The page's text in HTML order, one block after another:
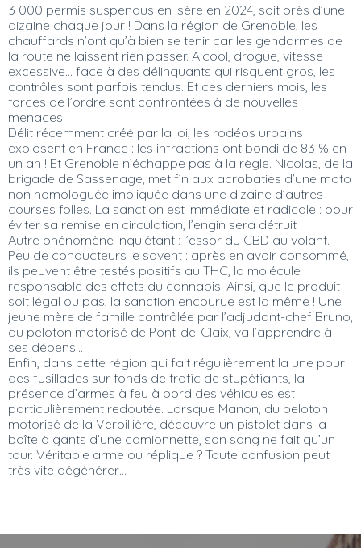
3 000 permis suspendus en Isère en 2024, soit près d’une
dizaine chaque jour ! Dans la région de Grenoble, les
chauffards n’ont qu’à bien se tenir car les gendarmes de
la route ne laissent rien passer. Alcool, drogue, vitesse
excessive... face à des délinquants qui risquent gros, les
contrôles sont parfois tendus. Et ces derniers mois, les
forces de l’ordre sont confrontées à de nouvelles
menaces.
Délit récemment créé par la loi, les rodéos urbains
explosent en France : les infractions ont bondi de 83 % en
un an ! Et Grenoble n’échappe pas à la règle. Nicolas, de la
brigade de Sassenage, met fin aux acrobaties d’une moto
non homologuée impliquée dans une dizaine d’autres
courses folles. La sanction est immédiate et radicale : pour
éviter sa remise en circulation, l’engin sera détruit !
Autre phénomène inquiétant : l’essor du CBD au volant.
Peu de conducteurs le savent : après en avoir consommé,
ils peuvent être testés positifs au THC, la molécule
responsable des effets du cannabis. Ainsi, que le produit
soit légal ou pas, la sanction encourue est la même ! Une
jeune mère de famille contrôlée par l’adjudant-chef Bruno,
du peloton motorisé de Pont-de-Claix, va l’apprendre à
ses dépens…
Enfin, dans cette région qui fait régulièrement la une pour
des fusillades sur fonds de trafic de stupéfiants, la
présence d’armes à feu à bord des véhicules est
particulièrement redoutée. Lorsque Manon, du peloton
motorisé de la Verpillière, découvre un pistolet dans la
boîte à gants d’une camionnette, son sang ne fait qu’un
tour. Véritable arme ou réplique ? Toute confusion peut
très vite dégénérer…